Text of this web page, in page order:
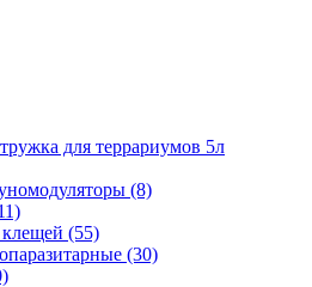
для террариумов 5л
(8)
(55)
(30)